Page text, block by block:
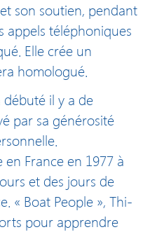
son soutien, pendant
appels téléphoniques
Elle crée un
homologué.
débuté il y a de
par sa générosité
France en 1977 à
et des jours de
« Boat People », Thi-
pour apprendre